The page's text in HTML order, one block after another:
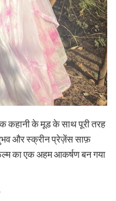
कहानी के मूड के साथ पूरी तरह
और स्क्रीन प्रेज़ेंस साफ़
का एक अहम आकर्षण बन गया